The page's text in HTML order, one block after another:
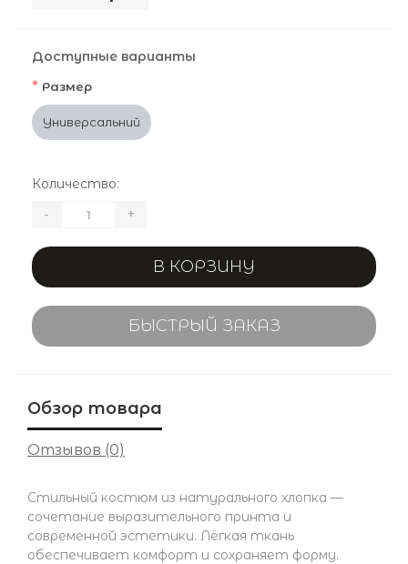
Доступные варианты
* Размер
Универсальний
Количество:
- +
В КОРЗИНУ
БЫСТРЫЙ ЗАКАЗ
Обзор товара
Отзывов (0)
Стильный костюм из натурального хлопка —
сочетание выразительного принта и
современной эстетики. Лёгкая ткань
обеспечивает комфорт и сохраняет форму.